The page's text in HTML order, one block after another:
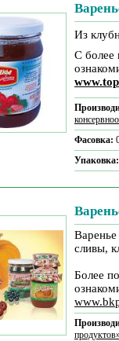
Из
С более
Фасовка:
сливы,
Более